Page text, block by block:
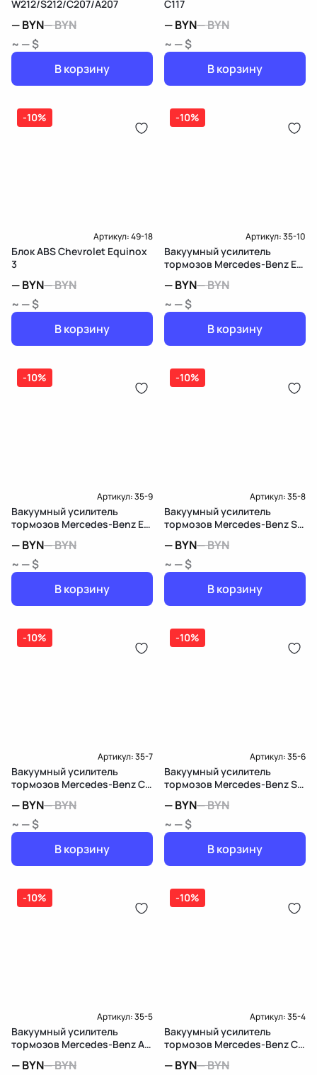
W212/S212/C207/A207
—BYN—BYN
~ — $
В корзину
C117
—BYN—BYN
~ — $
В корзину
-10%
Артикул:49-18
Блок ABS Chevrolet Equinox
3
—BYN—BYN
~ — $
В корзину
-10%
Артикул:35-10
Вакуумный усилитель
тормозов Mercedes-Benz E
—BYN—BYN
~ — $
В корзину
-10%
Артикул:35-9
Вакуумный усилитель
тормозов Mercedes-Benz E
—BYN—BYN
~ — $
В корзину
-10%
Артикул:35-8
Вакуумный усилитель
тормозов Mercedes-Benz S
—BYN—BYN
~ — $
В корзину
-10%
Артикул:35-7
Вакуумный усилитель
тормозов Mercedes-Benz C
—BYN—BYN
~ — $
В корзину
-10%
Артикул:35-6
Вакуумный усилитель
тормозов Mercedes-Benz S
—BYN—BYN
~ — $
В корзину
-10%
Артикул:35-5
Вакуумный усилитель
тормозов Mercedes-Benz A
—BYN—BYN
-10%
Артикул:35-4
Вакуумный усилитель
тормозов Mercedes-Benz C
—BYN—BYN